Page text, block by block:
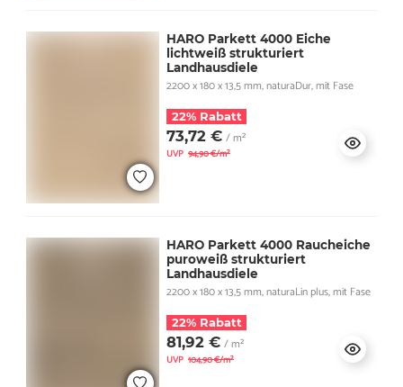
HARO Parkett 4000 Eiche
lichtweiß strukturiert
Landhausdiele
2200 x 180 x 13,5 mm, naturaDur, mit Fase
22% Rabatt
73,72 € / m²
UVP 94,90 €/m²
HARO Parkett 4000 Raucheiche
puroweiß strukturiert
Landhausdiele
2200 x 180 x 13,5 mm, naturaLin plus, mit Fase
22% Rabatt
81,92 € / m²
UVP 104,90 €/m²